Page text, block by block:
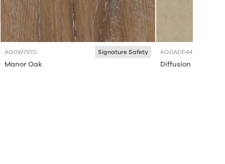
AG0W7970 Signature Safety
Manor Oak
AG0ADF44
Diffusion Malt